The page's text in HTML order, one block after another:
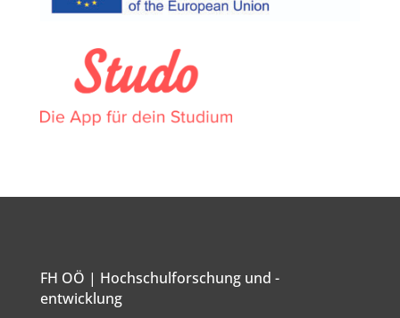
FH OÖ | Hochschulforschung und -
entwicklung